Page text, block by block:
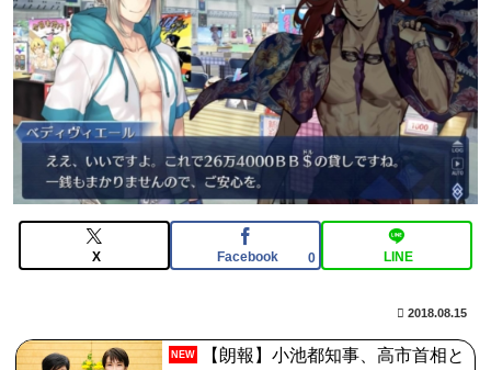
されてしまう
【FGO】金時といい勝負。クーフーリン・オルタ強化み
んなの反応まとめ
【雑談】アニプレックスってFGO以外で稼げるスマホゲ
ームってあるんだっけ？
【FGO】絆16のメリットが全然出てこないけど、普通に
石がハチャメチャに貰えるとかそんな感じ？
【放送事故】昔のドラマのレプシーン、今見るとアウト
X Facebook 0 LINE
2018.08.15
NEW
【朗報】小池都知事、高市首相と